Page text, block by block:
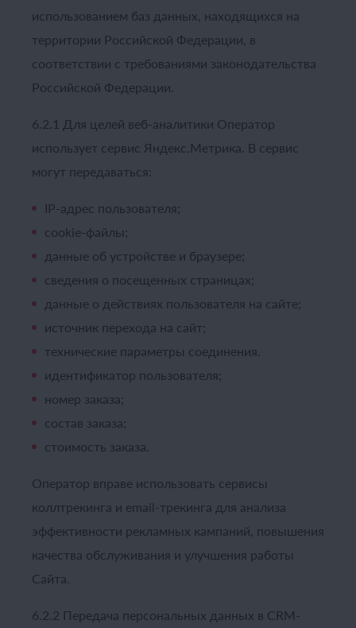
использованием баз данных, находящихся на
территории Российской Федерации, в
соответствии с требованиями законодательства
Российской Федерации.
6.2.1 Для целей веб-аналитики Оператор
использует сервис Яндекс.Метрика. В сервис
могут передаваться:
IP-адрес пользователя;
cookie-файлы;
данные об устройстве и браузере;
сведения о посещенных страницах;
данные о действиях пользователя на сайте;
источник перехода на сайт;
технические параметры соединения.
идентификатор пользователя;
номер заказа;
состав заказа;
стоимость заказа.
Оператор вправе использовать сервисы
коллтрекинга и email-трекинга для анализа
эффективности рекламных кампаний, повышения
качества обслуживания и улучшения работы
Сайта.
6.2.2 Передача персональных данных в CRM-